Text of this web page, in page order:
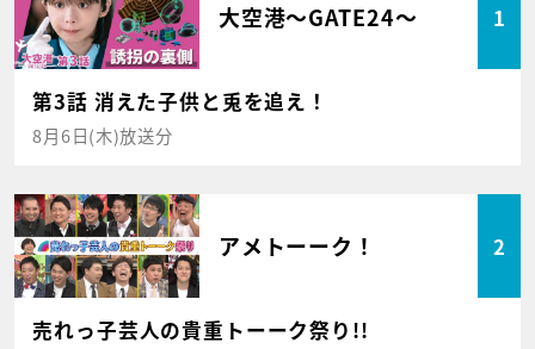
大空港～GATE24～ 1
第3話 消えた子供と兎を追え！
8月6日(木)放送分
アメトーーク！ 2
売れっ子芸人の貴重トーーク祭り!!